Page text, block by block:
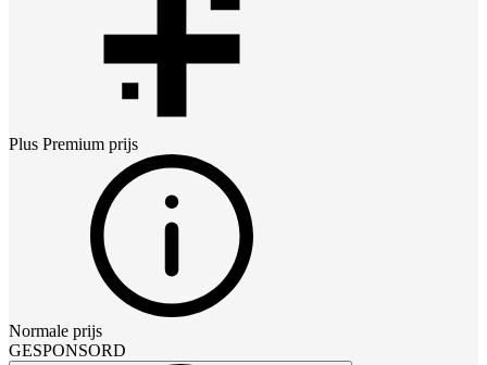
Plus Premium prijs
Normale prijs
GESPONSORD